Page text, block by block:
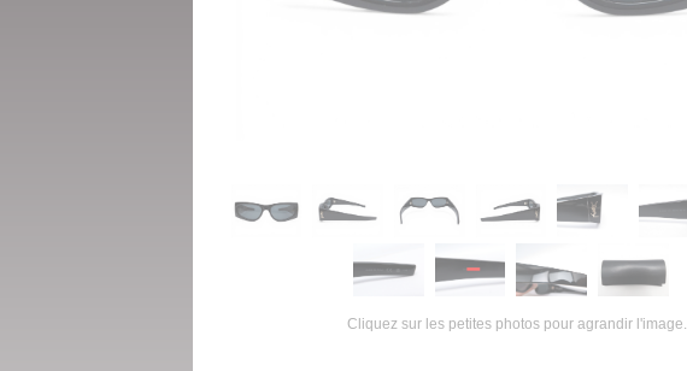
Cliquez sur les petites photos pour agrandir l'image.